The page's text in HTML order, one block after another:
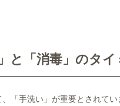
と「消毒」のタ
「手洗い」が重要とされてい